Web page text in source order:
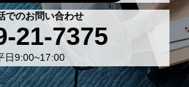
でのお問い合わせ
21-7375
日9:00~17:00